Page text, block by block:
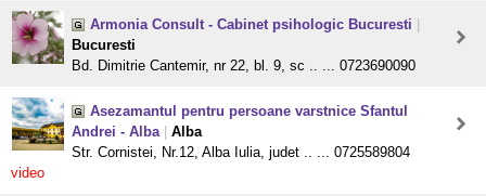
Armonia Consult - Cabinet psihologic Bucuresti
Bucuresti
Bd. Dimitrie Cantemir, nr 22, bl. 9, sc .. ... 0723690090
Asezamantul pentru persoane varstnice Sfantul
Andrei - Alba
Alba
Str. Cornistei, Nr.12, Alba Iulia, judet .. ... 0725589804
video